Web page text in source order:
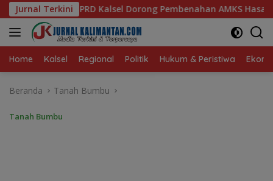
Langsung
ke
konten
Jurnal Terkini
Pembenahan AMKS Hasanuddin Ketua TP PKK
Home Kalsel Regional Politik Hukum & Peristiwa
Beranda Tanah Bumbu
Tanah Bumbu